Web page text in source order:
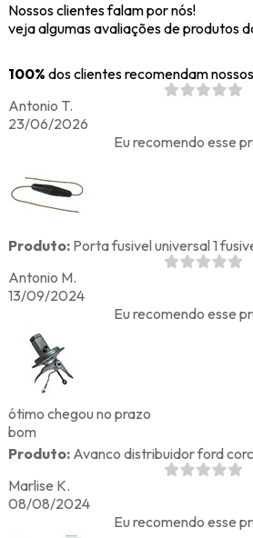
Nossos clientes falam por nós!
veja algumas avaliações de produtos
100% dos clientes recomendam
Antonio T.
23/06/2026
Eu recomendo esse
Produto:Porta fusivel universal 1
Antonio M.
13/09/2024
Eu recomendo esse
ótimo chegou no prazo
bom
Produto:Avanco distribuidor ford
Marlise K.
08/08/2024
Eu recomendo esse